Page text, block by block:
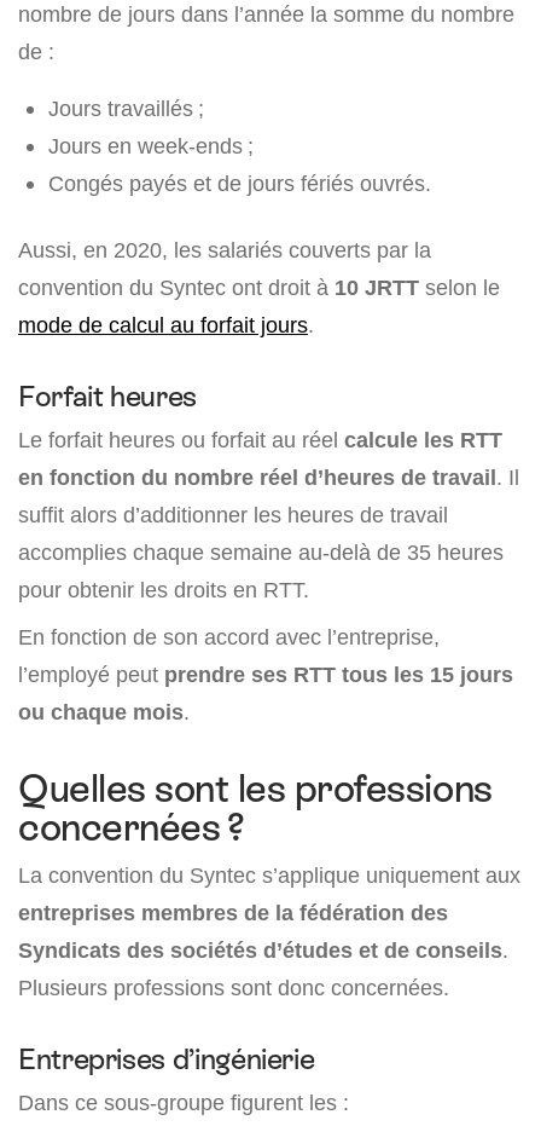
nombre de jours dans l’année la somme du nombre
de :
Jours travaillés ;
Jours en week-ends ;
Congés payés et de jours fériés ouvrés.
Aussi, en 2020, les salariés couverts par la
convention du Syntec ont droit à 10 JRTT selon le
mode de calcul au forfait jours.
Forfait heures
Le forfait heures ou forfait au réel calcule les RTT
en fonction du nombre réel d’heures de travail. Il
suffit alors d’additionner les heures de travail
accomplies chaque semaine au-delà de 35 heures
pour obtenir les droits en RTT.
En fonction de son accord avec l’entreprise,
l’employé peut prendre ses RTT tous les 15 jours
ou chaque mois.
Quelles sont les professions
concernées ?
La convention du Syntec s’applique uniquement aux
entreprises membres de la fédération des
Syndicats des sociétés d’études et de conseils.
Plusieurs professions sont donc concernées.
Entreprises d’ingénierie
Dans ce sous-groupe figurent les :